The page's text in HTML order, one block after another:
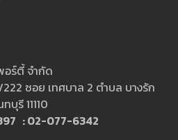
อร์ตี้ จำกัด
ซอย เทศบาล 2 ตำบล บางรัก
รี 11110
: 02-077-6342